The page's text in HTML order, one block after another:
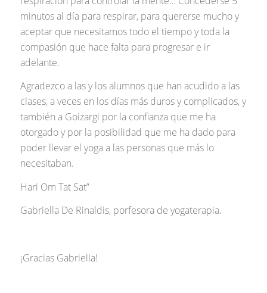
minutos al día para respirar, para quererse mucho y
aceptar que necesitamos todo el tiempo y toda la
compasión que hace falta para progresar e ir
adelante.
Agradezco a las y los alumnos que han acudido a las
clases, a veces en los días más duros y complicados, y
también a Goizargi por la confianza que me ha
otorgado y por la posibilidad que me ha dado para
poder llevar el yoga a las personas que más lo
necesitaban.
Hari Om Tat Sat”
Gabriella De Rinaldis, porfesora de yogaterapia.
¡Gracias Gabriella!